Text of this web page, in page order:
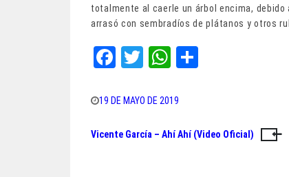
totalmente al caerle un árbol encima,
arrasó con sembradíos de plátanos y otros
Fa
bo
ok
T
tt
er
W
ts
A
pp
19 DE MAYO DE 2019
Navegación
Vicente García – Ahí Ahí (Video Oficial)